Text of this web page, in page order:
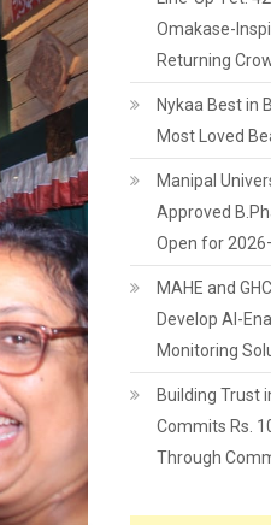
Omakase-
Returning
Nykaa Best in
Most Loved
Manipal
Approved
Open for
MAHE and
Develop AI-
Monitoring
Building Trust
Commits Rs.
Through